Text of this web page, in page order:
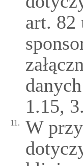
art. 82
1.15,
11.
W